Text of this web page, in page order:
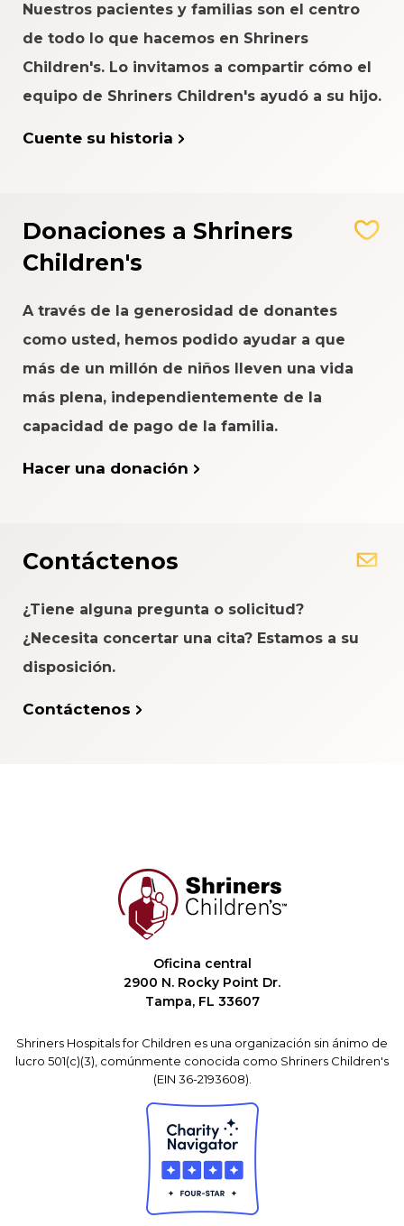
Nuestros pacientes y familias son el centro
de todo lo que hacemos en Shriners
Children's. Lo invitamos a compartir cómo el
equipo de Shriners Children's ayudó a su hijo.
Cuente su historia
Donaciones a Shriners
Children's
A través de la generosidad de donantes
como usted, hemos podido ayudar a que
más de un millón de niños lleven una vida
más plena, independientemente de la
capacidad de pago de la familia.
Hacer una donación
Contáctenos
¿Tiene alguna pregunta o solicitud?
¿Necesita concertar una cita? Estamos a su
disposición.
Contáctenos
Oficina central
2900 N. Rocky Point Dr.
Tampa, FL 33607
Shriners Hospitals for Children es una organización sin ánimo de
lucro 501(c)(3), comúnmente conocida como Shriners Children's
(EIN 36-2193608).